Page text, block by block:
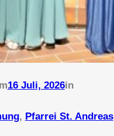
16 Juli, 2026in
, Pfarrei St. Andreas